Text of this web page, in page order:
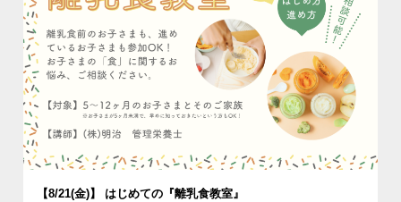
【8/21(金)】 はじめての『離乳食教室』